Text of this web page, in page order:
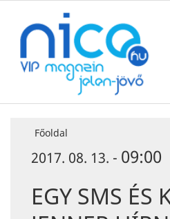
Főoldal
2017. 08. 13. - 09:00
EGY SMS ÉS